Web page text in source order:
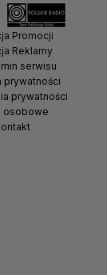
Promocji
Reklamy
serwisu
prywatności
prywatności
osobowe